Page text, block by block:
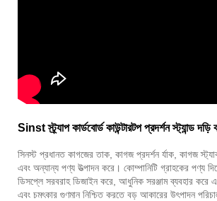
Sinst স্ট্র্যাপ কার্ডবোর্ড কাউন্টারটপ প্রদর্শন স্ট্যান্ড দড়ি
সিনস্ট প্রধানত কাগজের তাক, কাগজ প্রদর্শন র্যাক, কাগজ
এবং অন্যান্য পণ্য উত্পাদন করে। কোম্পানিটি গ্রাহকের পণ্য
ডিসপ্লে সরবরাহ ডিজাইন করে, আধুনিক সরঞ্জাম ব্যবহার করে
এবং চমৎকার গুণমান নিশ্চিত করতে বড় আকারের উৎপাদন